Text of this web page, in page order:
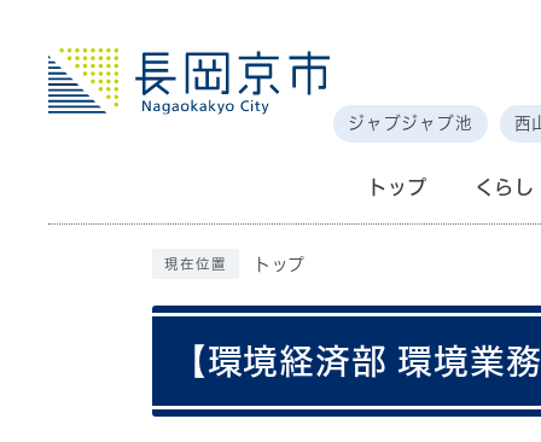
ジャブジャブ池 西
トップ くらし
現在位置 トップ
【環境経済部 環境業